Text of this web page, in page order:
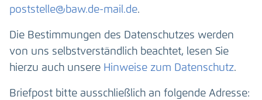
poststelle@baw.de-mail.de.
Die Bestimmungen des Datenschutzes werden
von uns selbstverständlich beachtet, lesen Sie
hierzu auch unsere Hinweise zum Datenschutz.
Briefpost bitte ausschließlich an folgende Adresse: